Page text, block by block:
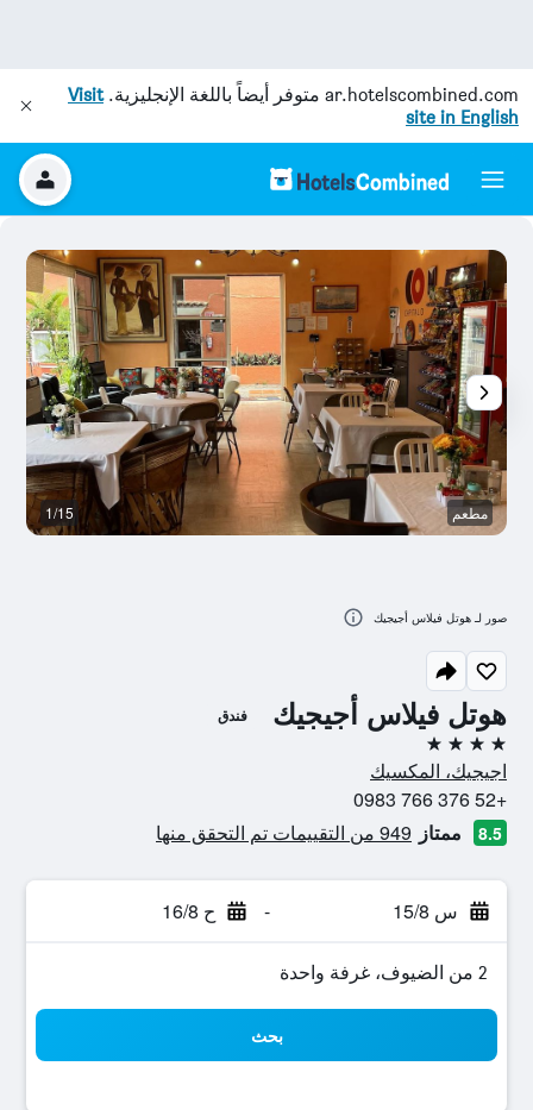
ar.hotelscombined.com متوفر أيضاً باللغة الإنجليزية.Visit
site in English
هوتل فيلاس أجيجيك فندق
4 نجوم
اجيجيك، المكسيك
+52 376 766 0983
8.5 ممتاز 949 من التقييمات تم التحقق منها
س 15/8 - ح 16/8
2 من الضيوف، غرفة واحدة
بحث
مطعم 1/15
صور لـ هوتل فيلاس أجيجيك